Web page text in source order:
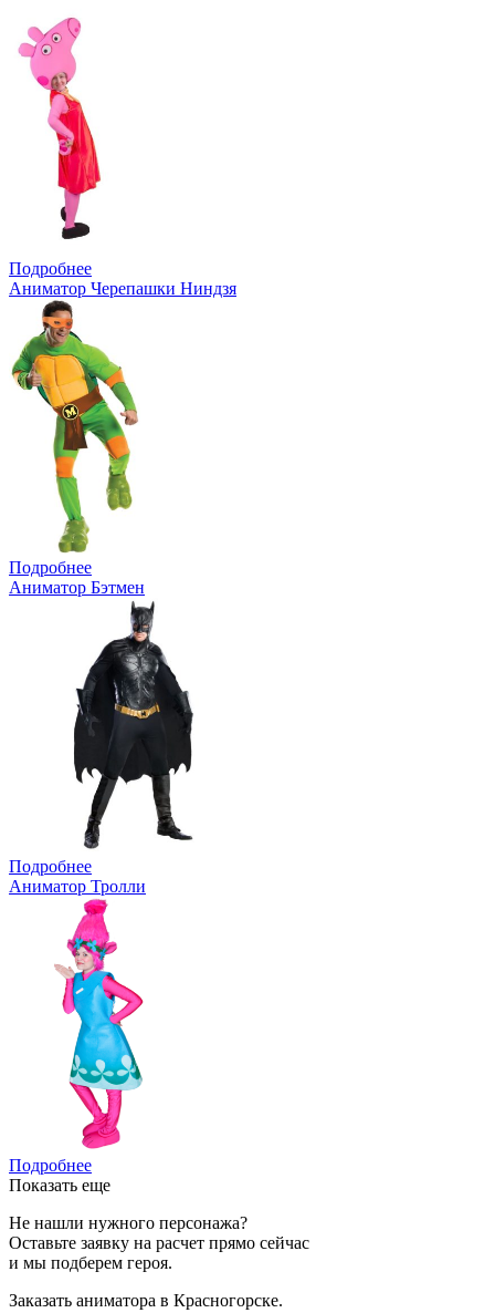
Подробнее
Аниматор Черепашки Ниндзя
Подробнее
Аниматор Бэтмен
Подробнее
Аниматор Тролли
Подробнее
Показать еще
Не нашли нужного персонажа?
Оставьте заявку на расчет прямо сейчас
и мы подберем героя.
Заказать аниматора в Красногорске.